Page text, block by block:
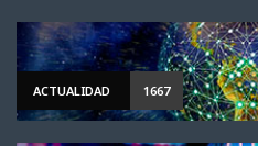
ACTUALIDAD 1667